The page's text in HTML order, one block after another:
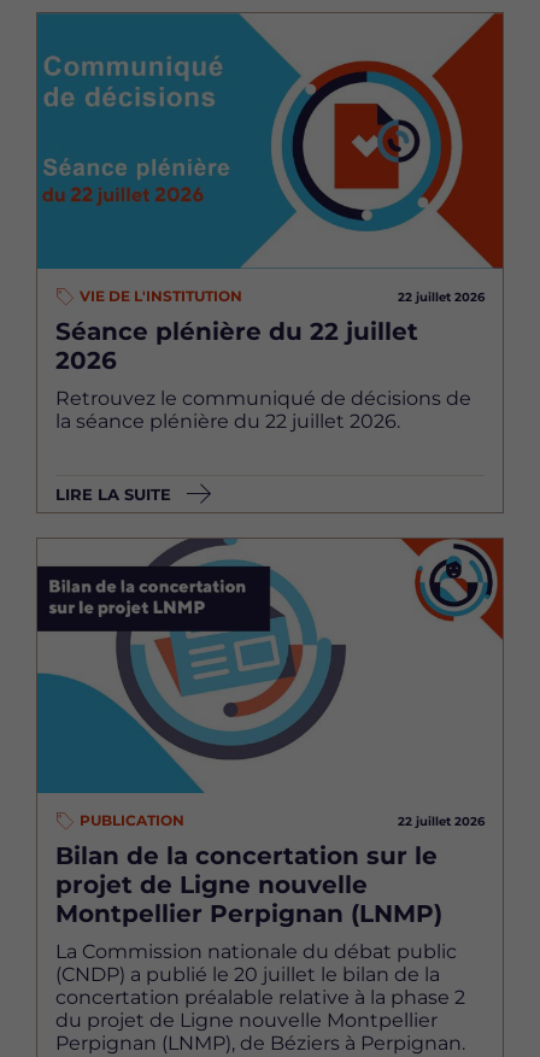
VIE DE L'INSTITUTION 22 juillet 2026
Séance plénière du 22 juillet
2026
Retrouvez le communiqué de décisions de
la séance plénière du 22 juillet 2026.
LIRE LA SUITE
PUBLICATION 22 juillet 2026
Bilan de la concertation sur le
projet de Ligne nouvelle
Montpellier Perpignan (LNMP)
La Commission nationale du débat public
(CNDP) a publié le 20 juillet le bilan de la
concertation préalable relative à la phase 2
du projet de Ligne nouvelle Montpellier
Perpignan (LNMP), de Béziers à Perpignan.